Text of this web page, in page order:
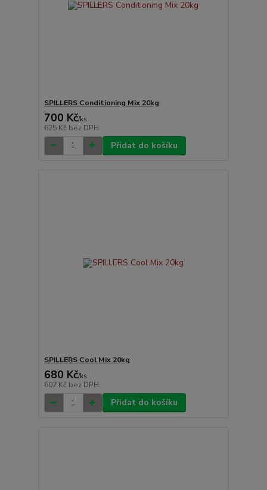
SPILLERS Conditioning Mix 20kg
700 Kč/ks
625 Kč bez DPH
Přidat do košíku
SPILLERS Cool Mix 20kg
680 Kč/ks
607 Kč bez DPH
Přidat do košíku